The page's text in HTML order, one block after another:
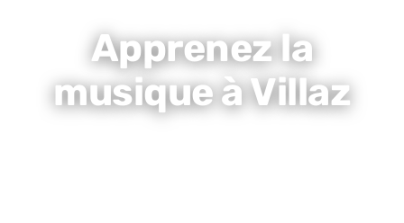
Apprenez la
musique à Villaz